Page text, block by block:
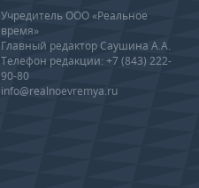
Учредитель ООО «Реальное
время»
Главный редактор Саушина А.А.
Телефон редакции: +7 (843) 222-
90-80
info@realnoevremya.ru